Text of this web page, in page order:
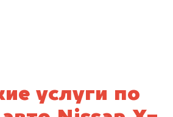
услуги по